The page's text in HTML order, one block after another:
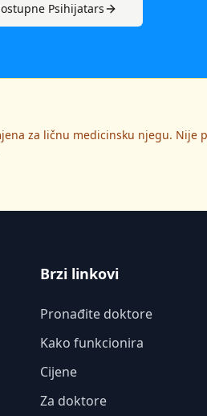
Psihijatars
za ličnu medicinsku njegu. Nije
Brzi linkovi
Pronađite doktore
Kako funkcionira
Cijene
Za doktore